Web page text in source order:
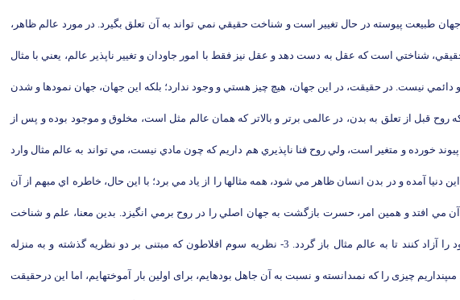
طبيعت پيوسته در حال تغيير است و شناخت حقيقي نمي تواند به آن تعلق بگيرد. در مورد عالم ظاهر،
است كه عقل به دست دهد و عقل نيز فقط با امور جاودان و تغيير ناپذير عالم، يعني با مثال
نيست. در حقيقت، در اين جهان، هيچ چيز هستي و وجود ندارد؛ بلكه اين جهان، جهان نمودها و شدن
درباره روح آدمى است. وى معتقد است كه روح قبل از تعلق به بدن، در عالمى برتر و بالاتر كه همان عالم مثل است، مخلوق و موجود بوده و پس از
خورده و متغير است، ولي روح فنا ناپذيري هم داريم كه چون مادي نيست، مي تواند به عالم مثال وارد
آمده و در بدن انسان ظاهر مي شود، همه مثالها را از ياد مي برد؛ با اين حال، خاطره اي مبهم از آن
آن مي افتد و همين امر، حسرت بازگشت به جهان اصلي را در روح برمي انگيزد. بدين معنا، علم و شناخت
حقيقي انسان چيزي جز يادآوري صورتهاي جاودانه و حقايق اصلي عالم نيست. افلاطون مي گويد كه در عين حال، انسانها نمي خواهند روح خود را آزاد كنند تا به عالم مثال باز گردد. 3- نظريه سوم افلاطون كه مبتنى بر دو نظريه گذشته و به منزله
چيزى را كه نمى‏دانسته و نسبت به آن جاهل بوده‏ايم، براى اولين بار آموخته‏ايم، اما اين درحقيقت‏